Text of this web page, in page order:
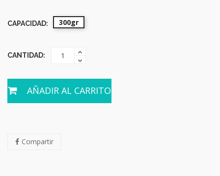
CAPACIDAD: 300gr
CANTIDAD:
AÑADIR AL CARRITO
Compartir